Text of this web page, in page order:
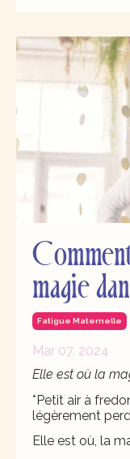
magie
Fatigue Maternelle
Mar 07, 2024
Elle est où la
*Petit air à
légèrement
Elle est où, la